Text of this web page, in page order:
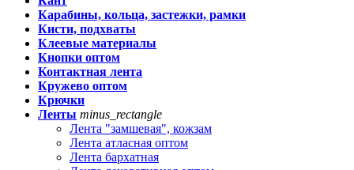
Карабины, кольца, застежки, рамки
Кисти, подхваты
Клеевые материалы
Кнопки оптом
Контактная лента
Кружево оптом
Крючки
Ленты minus_rectangle
Лента "замшевая", кожзам
Лента атласная оптом
Лента бархатная